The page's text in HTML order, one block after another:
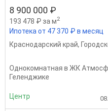
8 900 000 ₽
193 478 ₽ за м2
Ипотека от 47 370 ₽ в месяц
Краснодарский край,
Однокомнатная в ЖК
Геленджике
Центр